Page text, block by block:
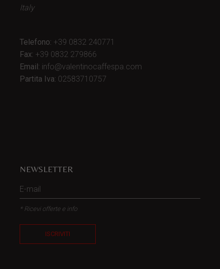
Italy
Telefono: +39 0832 240771
Fax: +39 0832 279866
Email: info@valentinocaffespa.com
Partita Iva: 02583710757
NEWSLETTER
* Ricevi offerte e info
ISCRIVITI